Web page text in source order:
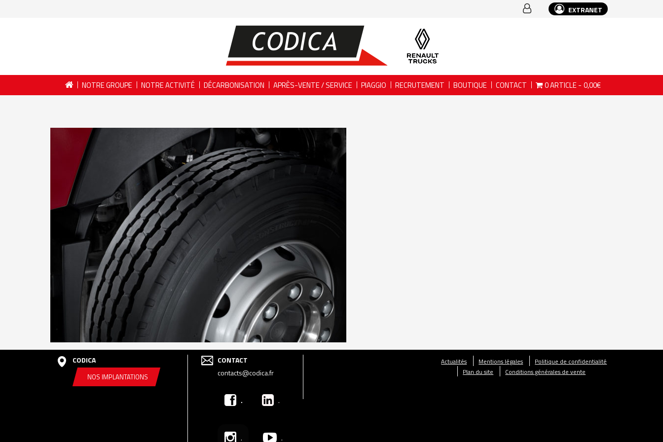
EXTRANET
NOTRE GROUPE NOTRE ACTIVITÉ DÉCARBONISATION APRÈS-VENTE / SERVICE PIAGGIO RECRUTEMENT BOUTIQUE CONTACT 0 ARTICLE 0,00€
CODICA
NOS IMPLANTATIONS
CONTACT
contacts@codica.fr
. .
. .
Actualités Mentions légales
Politique de confidentialité
Plan du site
Conditions générales de vente